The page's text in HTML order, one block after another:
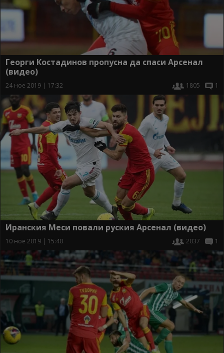
Георги Костадинов пропусна да спаси Арсенал
(видео)
24 ное 2019 | 17:32 1805 1
Иранския Меси повали руския Арсенал (видео)
10 ное 2019 | 15:40 2037 1